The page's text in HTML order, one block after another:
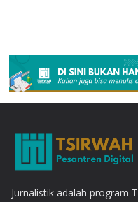
Jurnalistik adalah program